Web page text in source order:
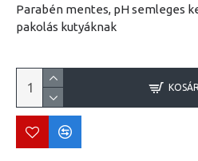
Parabén mentes, pH semleges
pakolás kutyáknak